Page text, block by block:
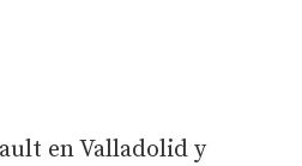
en Valladolid y